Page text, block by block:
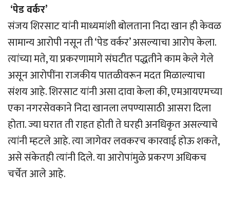
‘पेड वर्कर’
संजय शिरसाट यांनी माध्यमांशी बोलताना निदा खान ही केवळ
सामान्य आरोपी नसून ती ‘पेड वर्कर’ असल्याचा आरोप केला.
त्यांच्या मते, या प्रकरणामागे संघटीत पद्धतीने काम केले गेले
असून आरोपींना राजकीय पातळीवरून मदत मिळाल्याचा
संशय आहे. शिरसाट यांनी असा दावा केला की, एमआयएमच्या
एका नगरसेवकाने निदा खानला लपण्यासाठी आसरा दिला
होता. ज्या घरात ती राहत होती ते घरही अनधिकृत असल्याचे
त्यांनी म्हटले आहे. त्या जागेवर लवकरच कारवाई होऊ शकते,
असे संकेतही त्यांनी दिले. या आरोपांमुळे प्रकरण अधिकच
चर्चेत आले आहे.